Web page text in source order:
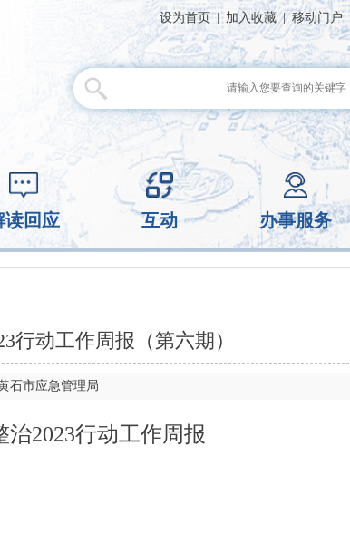
设为首页 | 加入收藏 | 移动门户
读回应 互动 办事服务
行动工作周报（第六期）
黄石市应急管理局
2023行动工作周报